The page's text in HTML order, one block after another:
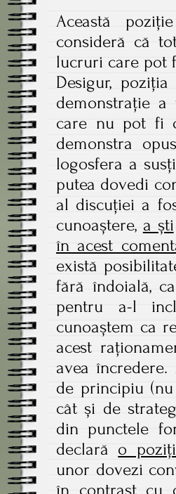
Această
consideră că
lucruri care pot
Desigur,
demonstrație
care nu pot fi
demonstra
logosfera a
putea dovedi
al discuției a
cunoaștere, a ști
în acest
există
fără îndoială,
pentru a-l
cunoaștem ca
acest
avea
de principiu
cât și de
din punctele
declară o
unor dovezi
în contrast cu